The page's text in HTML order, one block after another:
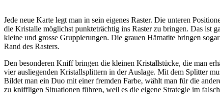
Jede neue Karte legt man in sein eigenes Raster. Die unteren
die Kristalle möglichst punkteträchtig ins Raster zu bringen. Das ist
kleine und grosse Gruppierungen. Die grauen Hämatite bringen
Rand des Rasters.
Den besonderen Kniff bringen die kleinen Kristallstücke, die man
vier ausliegenden Kristallsplittern in der Auslage. Mit dem Splitter
Bildet man ein Duo mit einer fremden Farbe, wählt man für die
zu kniffligen Situationen führen, weil es die eigene Strategie im